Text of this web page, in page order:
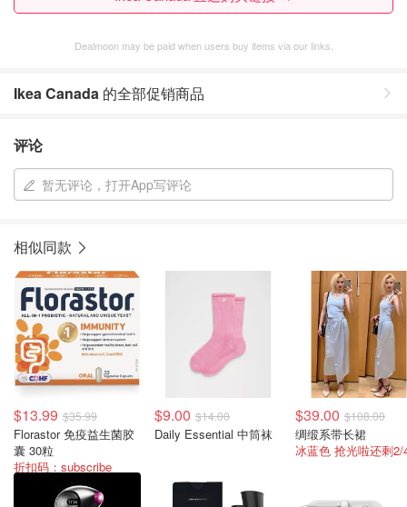
Dealmoon may be paid when users buy items via our links.
Ikea Canada 的全部促销商品
评论
暂无评论，打开App写评论
相似同款
$13.99 $35.99
Florastor 免疫益生菌胶
囊 30粒
折扣码：subscribe
$9.00 $14.00
Daily Essential 中筒袜
$39.00 $108.00
绸缎系带长裙